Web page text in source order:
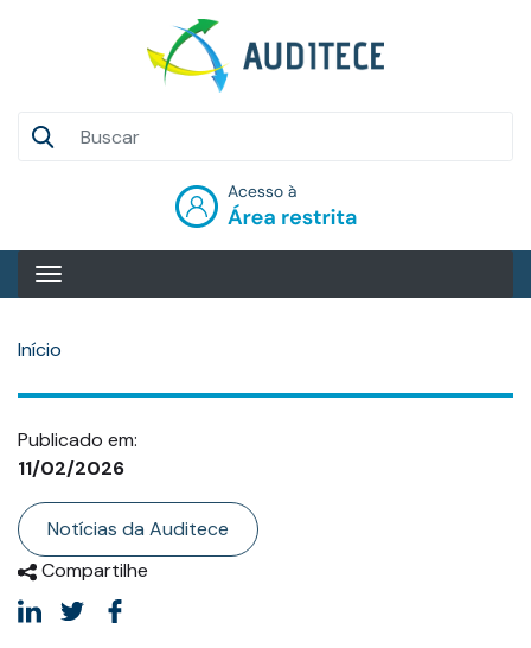
principal
Início
Publicado em:
11/02/2026
Categoria
Notícias da Auditece
Compartilhe